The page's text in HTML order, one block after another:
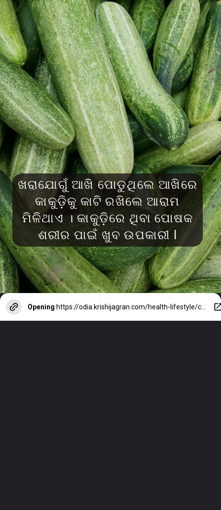
ଖରାଯୋଗୁଁ ଆଖି ପୋଡୁଥିଲେ ଆଖିରେ
କାକୁଡ଼ିକୁ କାଟି ରଖିଲେ ଆରାମ
ମିଳିଥାଏ । କାକୁଡ଼ିରେ ଥିବା ପୋଷକ
ଶରୀର ପାଇଁ ଖୁବ ଉପକାରୀ l
Opening